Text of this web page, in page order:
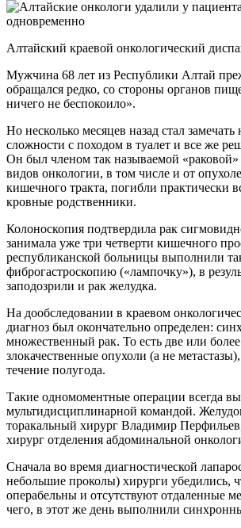
Алтайский краевой онкологический
Мужчина 68 лет из Республики Алтай
обращался редко, со стороны органов
ничего не беспокоило».
Но несколько месяцев назад стал замечать
сложности с походом в туалет и все же
Он был членом так называемой «раковой»
видов онкологии, в том числе и от
кишечного тракта, погибли практически
кровные родственники.
Колоноскопия подтвердила рак
занимала уже три четверти кишечного
республиканской больницы выполнили
фиброгастроскопию («лампочку»), в
заподозрили и рак желудка.
На дообследовании в краевом
диагноз был окончательно определен:
множественный рак. То есть две или
злокачественные опухоли (а не
течение полугода.
Такие одномоментные операции всегда
мультидисциплинарной командой.
торакальный хирург Владимир
хирург отделения абдоминальной
Сначала во время диагностической
небольшие проколы) хирурги убедились,
операбельны и отсутствуют отдаленные
чего, в этот же день выполнили